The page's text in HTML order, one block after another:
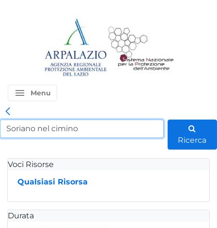
menu Menu
Ricerca
Voci Risorse
Qualsiasi Risorsa
Durata